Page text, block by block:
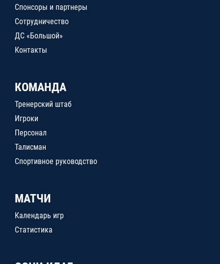
Спонсоры и партнеры
Сотрудничество
ДС «Большой»
Контакты
КОМАНДА
Тренерский штаб
Игроки
Персонал
Талисман
Спортивное руководство
МАТЧИ
Календарь игр
Статистика